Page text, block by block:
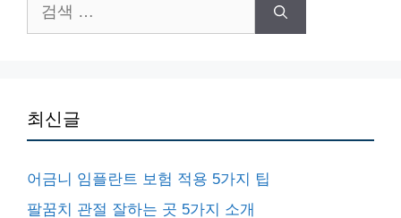
색:
최신글
어금니 임플란트 보험 적용 5가지 팁
팔꿈치 관절 잘하는 곳 5가지 소개